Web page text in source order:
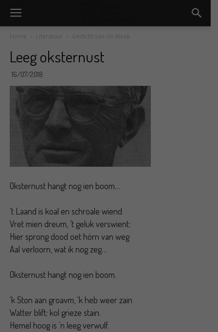
Home Literatuur Gedicht van de Week
Leeg oksternust
16/07/2018
Oksternust hangt nog ien boom…
’t Laand is koal en schroale wiend
Vret mien dreum, ’t geluk verswient:
Hier sprong dood oet hörn van weg
Aal verloorn, wat ik nog zeg…
Oksternust hangt nog ien boom.
‘k Ston aan groavm, ‘k heb weer zain
Watter blift: kol grieze stain.
Hemel hoog is ’n leeg verwulf.